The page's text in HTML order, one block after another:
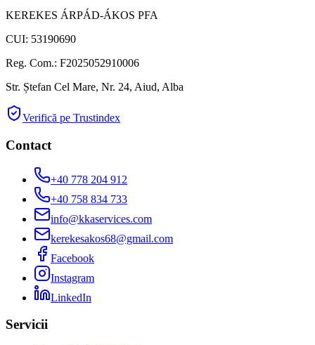
KEREKES ÁRPÁD-ÁKOS PFA
CUI: 53190690
Reg. Com.: F2025052910006
Str. Ștefan Cel Mare, Nr. 24, Aiud, Alba
Verifică pe Trustindex
Contact
+40 778 204 912
+40 758 834 733
info@kkaservices.com
kerekesakos68@gmail.com
Facebook
Instagram
LinkedIn
Servicii